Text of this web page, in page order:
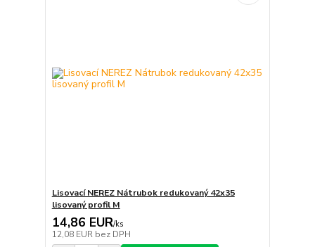
Lisovací NEREZ Nátrubok redukovaný 42x35
lisovaný profil M
14,86 EUR/ks
12,08 EUR bez DPH